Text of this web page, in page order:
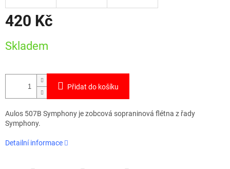
420 Kč
cena:
Skladem
Přidat do košíku
Aulos 507B Symphony je zobcová sopraninová flétna z řady
Symphony.
Detailní informace